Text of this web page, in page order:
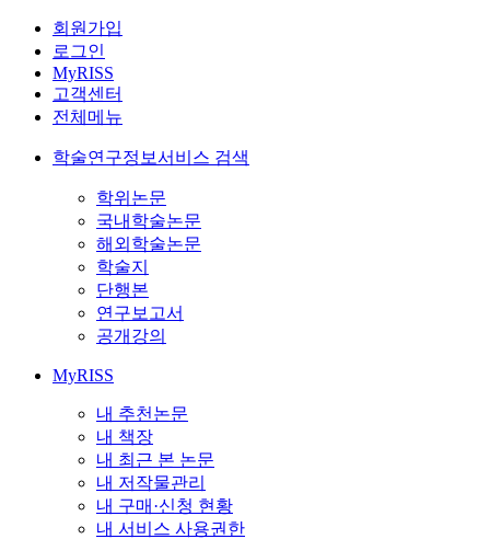
회원가입
로그인
MyRISS
고객센터
전체메뉴
학술연구정보서비스 검색
학위논문
국내학술논문
해외학술논문
학술지
단행본
연구보고서
공개강의
MyRISS
내 추천논문
내 책장
내 최근 본 논문
내 저작물관리
내 구매·신청 현황
내 서비스 사용권한